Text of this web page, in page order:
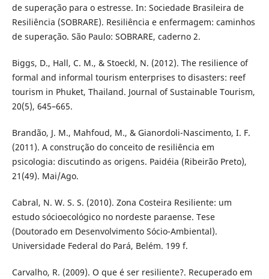
de superação para o estresse. In: Sociedade Brasileira de
Resiliência (SOBRARE). Resiliência e enfermagem: caminhos
de superação. São Paulo: SOBRARE, caderno 2.
Biggs, D., Hall, C. M., & Stoeckl, N. (2012). The resilience of
formal and informal tourism enterprises to disasters: reef
tourism in Phuket, Thailand. Journal of Sustainable Tourism,
20(5), 645–665.
Brandão, J. M., Mahfoud, M., & Gianordoli-Nascimento, I. F.
(2011). A construção do conceito de resiliência em
psicologia: discutindo as origens. Paidéia (Ribeirão Preto),
21(49). Mai/Ago.
Cabral, N. W. S. S. (2010). Zona Costeira Resiliente: um
estudo sócioecológico no nordeste paraense. Tese
(Doutorado em Desenvolvimento Sócio-Ambiental).
Universidade Federal do Pará, Belém. 199 f.
Carvalho, R. (2009). O que é ser resiliente?. Recuperado em